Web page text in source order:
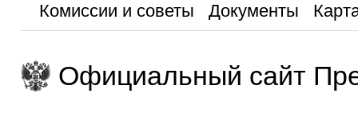
Комиссии и советы
Документы
Официальный сайт